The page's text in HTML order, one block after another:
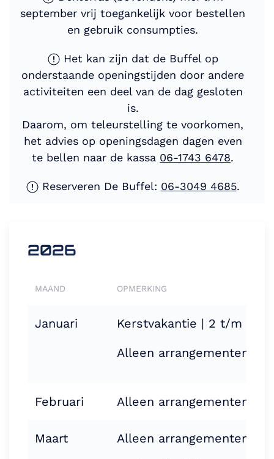
september vrij toegankelijk voor bestellen
en gebruik consumpties.
Het kan zijn dat de Buffel op
onderstaande openingstijden door andere
activiteiten een deel van de dag gesloten
is.
Daarom, om teleurstelling te voorkomen,
het advies op openingsdagen dagen even
te bellen naar de kassa 06-1743 6478.
Reserveren De Buffel: 06-3049 4685.
2026
MAAND OPMERKING
Januari
Kerstvakantie | 2 t/m 4
Alleen arrangementen
Februari Alleen arrangementen
Maart
Alleen arrangementen